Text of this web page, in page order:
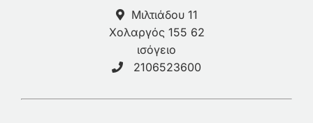
Μιλτιάδου 11
Χολαργός 155 62
ισόγειο
2106523600